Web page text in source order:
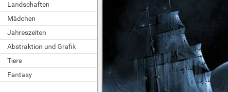
Landschaften
Mädchen
Jahreszeiten
Abstraktion und Grafik
Tiere
Fantasy